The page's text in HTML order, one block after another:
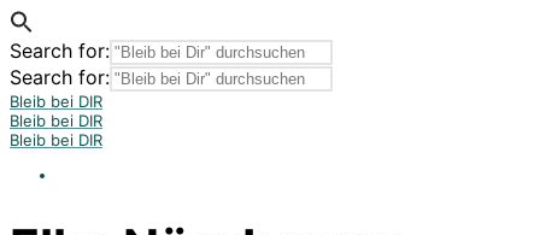
Search for:
Search for:
Bleib bei DIR
Bleib bei DIR
Bleib bei DIR